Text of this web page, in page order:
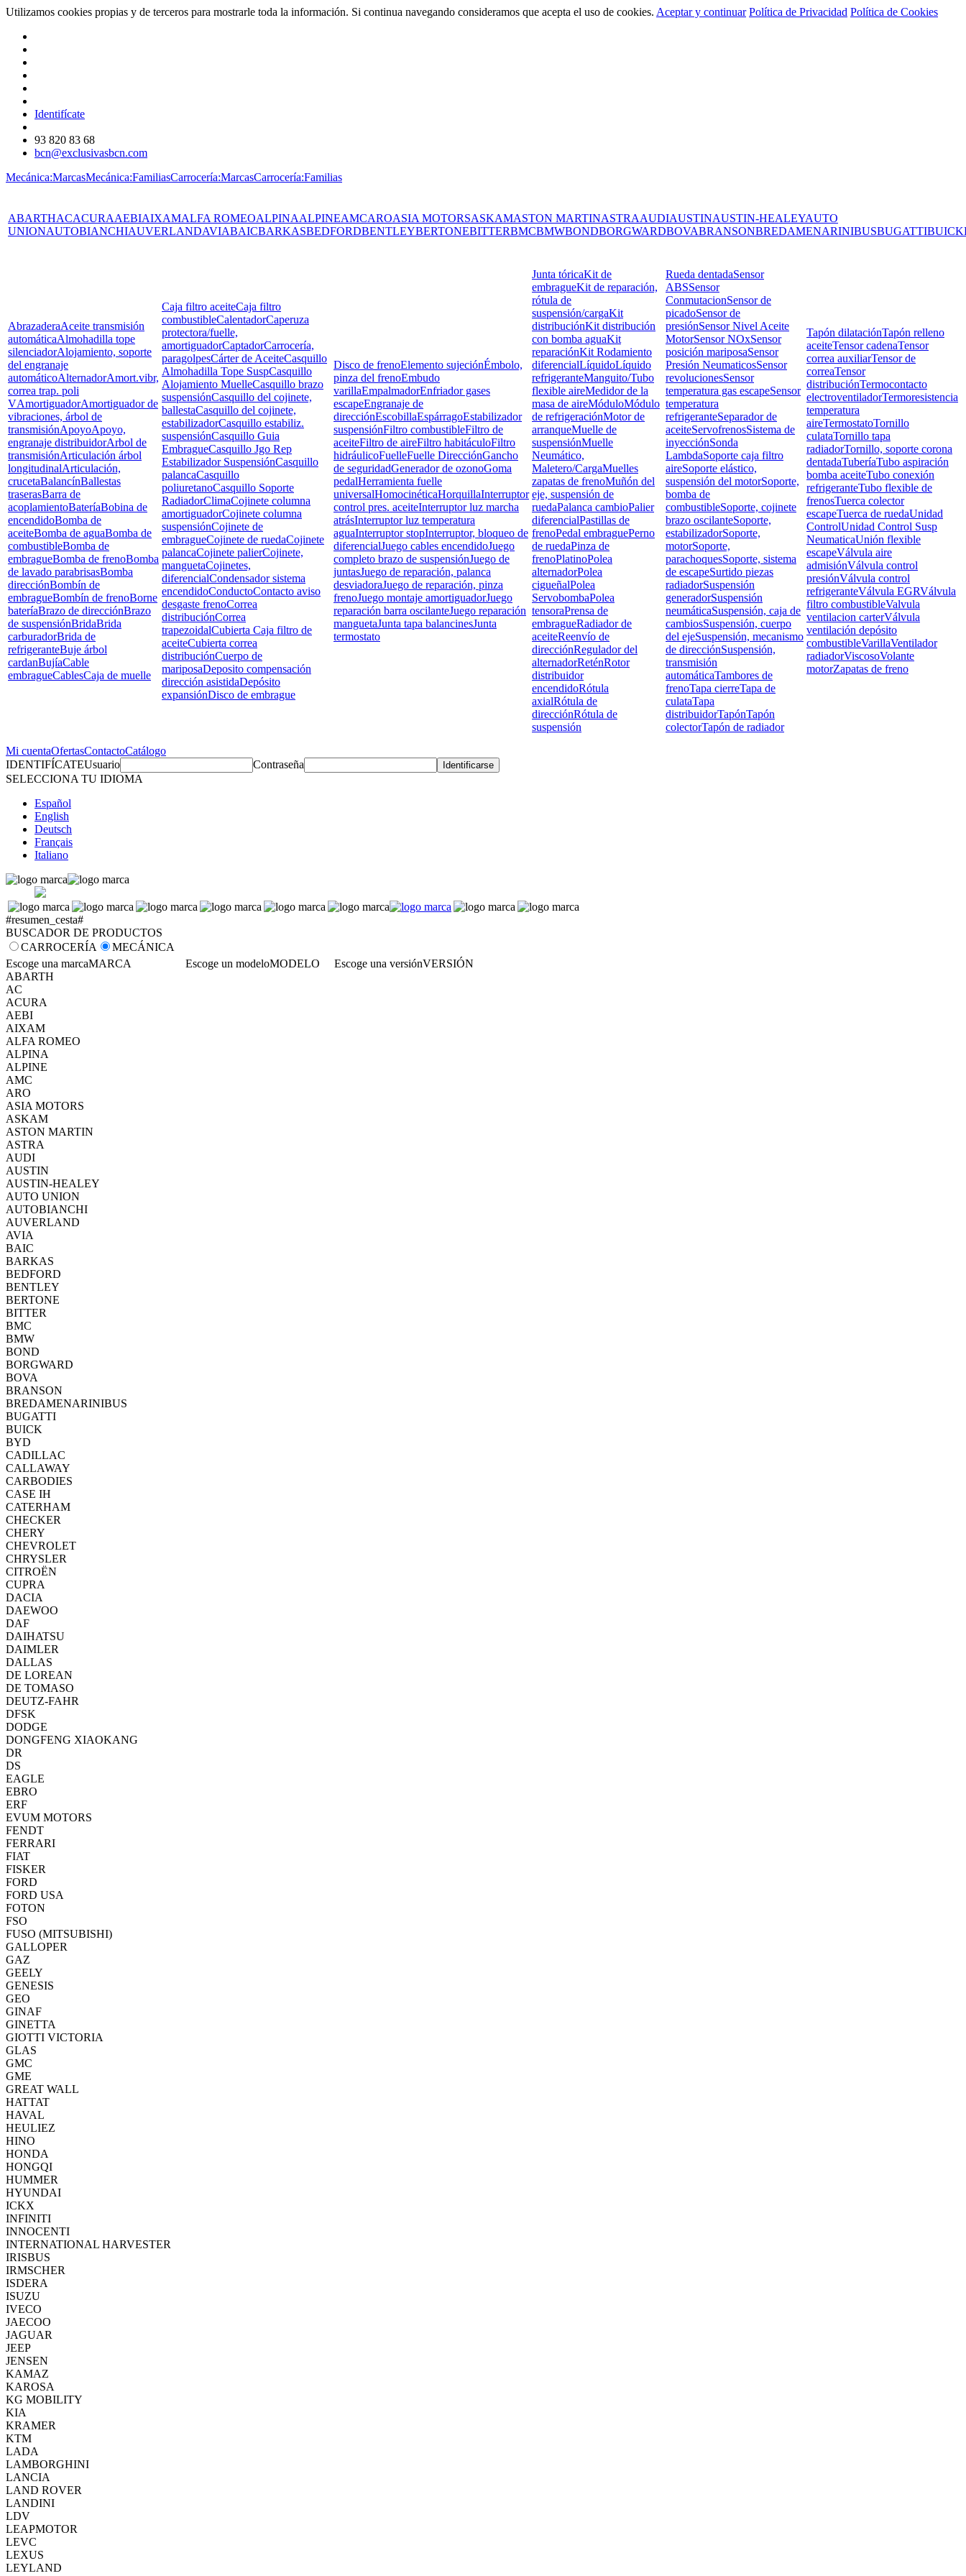
Utilizamos cookies propias y de terceros para mostrarle toda la información. Si continua navegando consideramos que acepta el uso de cookies. Aceptar y continuar Política de Privacidad Política de Cookies
Identifícate
93 820 83 68
bcn@exclusivasbcn.com
Mecánica:MarcasMecánica:FamiliasCarrocería:MarcasCarrocería:Familias
ABARTHACACURAAEBIAIXAMALFA ROMEOALPINAALPINEAMCAROASIA MOTORSASKAMASTON MARTINASTRAAUDIAUSTINAUSTIN-HEALEYAUTO
UNIONAUTOBIANCHIAUVERLANDAVIABAICBARKASBEDFORDBENTLEYBERTONEBITTERBMCBMWBONDBORGWARDBOVABRANSONBREDAMENARINIBUSBUGATTIBUICK
AbrazaderaAceite transmisión
automáticaAlmohadilla tope
silenciadorAlojamiento, soporte
del engranaje
automáticoAlternadorAmort.vibr,
correa trap. poli
VAmortiguadorAmortiguador de
vibraciones, árbol de
transmisiónApoyoApoyo,
engranaje distribuidorArbol de
transmisiónArticulación árbol
longitudinalArticulación,
crucetaBalancínBallestas
traserasBarra de
acoplamientoBateríaBobina de
encendidoBomba de
aceiteBomba de aguaBomba de
combustibleBomba de
embragueBomba de frenoBomba
de lavado parabrisasBomba
direcciónBombín de
embragueBombín de frenoBorne
bateríaBrazo de direcciónBrazo
de suspensiónBridaBrida
carburadorBrida de
refrigeranteBuje árbol
cardanBujíaCable
embragueCablesCaja de muelle
Caja filtro aceiteCaja filtro
combustibleCalentadorCaperuza
protectora/fuelle,
amortiguadorCaptadorCarrocería,
paragolpesCárter de AceiteCasquillo
Almohadilla Tope SuspCasquillo
Alojamiento MuelleCasquillo brazo
suspensiónCasquillo del cojinete,
ballestaCasquillo del cojinete,
estabilizadorCasquillo estabiliz.
suspensiónCasquillo Guia
EmbragueCasquillo Jgo Rep
Estabilizador SuspensiónCasquillo
palancaCasquillo
poliuretanoCasquillo Soporte
RadiadorClimaCojinete columna
amortiguadorCojinete columna
suspensiónCojinete de
embragueCojinete de ruedaCojinete
palancaCojinete palierCojinete,
manguetaCojinetes,
diferencialCondensador sistema
encendidoConductoContacto aviso
desgaste frenoCorrea
distribuciónCorrea
trapezoidalCubierta Caja filtro de
aceiteCubierta correa
distribuciónCuerpo de
mariposaDeposito compensación
dirección asistidaDepósito
expansiónDisco de embrague
Disco de frenoElemento sujeciónÉmbolo,
pinza del frenoEmbudo
varillaEmpalmadorEnfriador gases
escapeEngranaje de
direcciónEscobillaEspárragoEstabilizador
suspensiónFiltro combustibleFiltro de
aceiteFiltro de aireFiltro habitáculoFiltro
hidráulicoFuelleFuelle DirecciónGancho
de seguridadGenerador de ozonoGoma
pedalHerramienta fuelle
universalHomocinéticaHorquillaInterruptor
control pres. aceiteInterruptor luz marcha
atrásInterruptor luz temperatura
aguaInterruptor stopInterruptor, bloqueo de
diferencialJuego cables encendidoJuego
completo brazo de suspensiónJuego de
juntasJuego de reparación, palanca
desviadoraJuego de reparación, pinza
frenoJuego montaje amortiguadorJuego
reparación barra oscilanteJuego reparación
manguetaJunta tapa balancinesJunta
termostato
Junta tóricaKit de
embragueKit de reparación,
rótula de
suspensión/cargaKit
distribuciónKit distribución
con bomba aguaKit
reparaciónKit Rodamiento
diferencialLíquidoLíquido
refrigeranteManguito/Tubo
flexible aireMedidor de la
masa de aireMóduloMódulo
de refrigeraciónMotor de
arranqueMuelle de
suspensiónMuelle
Neumático,
Maletero/CargaMuelles
zapatas de frenoMuñón del
eje, suspensión de
ruedaPalanca cambioPalier
diferencialPastillas de
frenoPedal embraguePerno
de ruedaPinza de
frenoPlatinoPolea
alternadorPolea
cigueñalPolea
ServobombaPolea
tensoraPrensa de
embragueRadiador de
aceiteReenvío de
direcciónRegulador del
alternadorReténRotor
distribuidor
encendidoRótula
axialRótula de
direcciónRótula de
suspensión
Rueda dentadaSensor
ABSSensor
ConmutacionSensor de
picadoSensor de
presiónSensor Nivel Aceite
MotorSensor NOxSensor
posición mariposaSensor
Presión NeumaticosSensor
revolucionesSensor
temperatura gas escapeSensor
temperatura
refrigeranteSeparador de
aceiteServofrenosSistema de
inyecciónSonda
LambdaSoporte caja filtro
aireSoporte elástico,
suspensión del motorSoporte,
bomba de
combustibleSoporte, cojinete
brazo oscilanteSoporte,
estabilizadorSoporte,
motorSoporte,
parachoquesSoporte, sistema
de escapeSurtido piezas
radiadorSuspensión
generadorSuspensión
neumáticaSuspensión, caja de
cambiosSuspensión, cuerpo
del ejeSuspensión, mecanismo
de direcciónSuspensión,
transmisión
automáticaTambores de
frenoTapa cierreTapa de
culataTapa
distribuidorTapónTapón
colectorTapón de radiador
Tapón dilataciónTapón relleno
aceiteTensor cadenaTensor
correa auxiliarTensor de
correaTensor
distribuciónTermocontacto
electroventiladorTermoresistencia
temperatura
aireTermostatoTornillo
culataTornillo tapa
radiadorTornillo, soporte corona
dentadaTuberíaTubo aspiración
bomba aceiteTubo conexión
refrigeranteTubo flexible de
frenosTuerca colector
escapeTuerca de ruedaUnidad
ControlUnidad Control Susp
NeumaticaUnión flexible
escapeVálvula aire
admisiónVálvula control
presiónVálvula control
refrigeranteVálvula EGRVálvula
filtro combustibleValvula
ventilacion carterVálvula
ventilación depósito
combustibleVarillaVentilador
radiadorViscosoVolante
motorZapatas de freno
Mi cuentaOfertasContactoCatálogo
IDENTIFÍCATEUsuario
Contraseña
SELECCIONA TU IDIOMA
Español
English
Deutsch
Français
Italiano
#resumen_cesta#
BUSCADOR DE PRODUCTOS
CARROCERÍA
MECÁNICA
Escoge una marcaMARCA
ABARTH
AC
ACURA
AEBI
AIXAM
ALFA ROMEO
ALPINA
ALPINE
AMC
ARO
ASIA MOTORS
ASKAM
ASTON MARTIN
ASTRA
AUDI
AUSTIN
AUSTIN-HEALEY
AUTO UNION
AUTOBIANCHI
AUVERLAND
AVIA
BAIC
BARKAS
BEDFORD
BENTLEY
BERTONE
BITTER
BMC
BMW
BOND
BORGWARD
BOVA
BRANSON
BREDAMENARINIBUS
BUGATTI
BUICK
BYD
CADILLAC
CALLAWAY
CARBODIES
CASE IH
CATERHAM
CHECKER
CHERY
CHEVROLET
CHRYSLER
CITROËN
CUPRA
DACIA
DAEWOO
DAF
DAIHATSU
DAIMLER
DALLAS
DE LOREAN
DE TOMASO
DEUTZ-FAHR
DFSK
DODGE
DONGFENG XIAOKANG
DR
DS
EAGLE
EBRO
ERF
EVUM MOTORS
FENDT
FERRARI
FIAT
FISKER
FORD
FORD USA
FOTON
FSO
FUSO (MITSUBISHI)
GALLOPER
GAZ
GEELY
GENESIS
GEO
GINAF
GINETTA
GIOTTI VICTORIA
GLAS
GMC
GME
GREAT WALL
HATTAT
HAVAL
HEULIEZ
HINO
HONDA
HONGQI
HUMMER
HYUNDAI
ICKX
INFINITI
INNOCENTI
INTERNATIONAL HARVESTER
IRISBUS
IRMSCHER
ISDERA
ISUZU
IVECO
JAECOO
JAGUAR
JEEP
JENSEN
KAMAZ
KAROSA
KG MOBILITY
KIA
KRAMER
KTM
LADA
LAMBORGHINI
LANCIA
LAND ROVER
LANDINI
LDV
LEAPMOTOR
LEVC
LEXUS
LEYLAND
Escoge un modeloMODELO Escoge una versiónVERSIÓN